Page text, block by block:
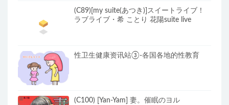
(C89)[my suite(あつき)]スイートライブ！
ラブライブ・希 ことり 花陽suite live
性卫生健康资讯站③-各国各地的性教育
(C100) [Yan-Yam] 妻。催眠のヨル